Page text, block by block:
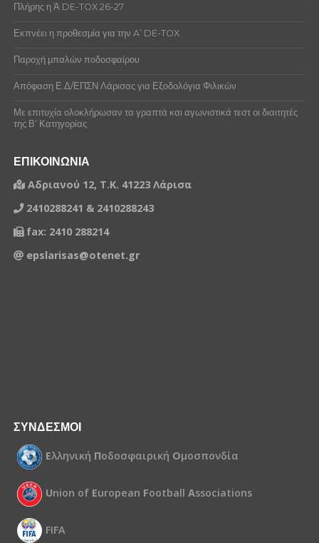
Πλήρης η Ά DE-TOX 26-27
Εκπνέει η προθεσμία για την A’ DE-TOX
Παροχή μπαλών ποδοσφαίρου
Απόφαση Ε.Δ/ΕΠΣΝ Λάρισας για Εξοδολόγια Φιλικών
Με επιτυχία ολοκλήρωσαν τα γραπτά και αγωνιστικά τεστ οι διαιτητές
της Β’ Κατηγορίας
ΕΠΙΚΟΙΝΩΝΙΑ
Αδριανού 12, Τ.Κ. 41223 Λάρισα
2410288241 & 2410288243
fax: 2410 288214
epslarisas@otenet.gr
ΣΥΝΔΕΣΜΟΙ
Ελληνική Ποδοσφαιρική Ομοσπονδία
Union of European Football Associations
FIFA